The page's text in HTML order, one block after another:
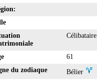
Célibataire
61
du zodiaque
Bélier